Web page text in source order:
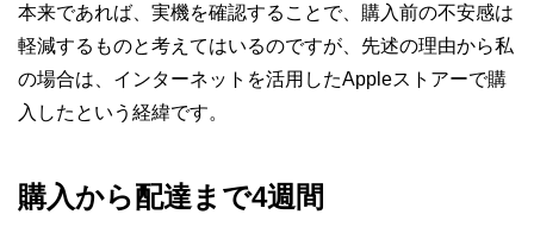
本来であれば、実機を確認することで、購入前の不安感は
軽減するものと考えてはいるのですが、先述の理由から私
の場合は、インターネットを活用したAppleストアーで購
入したという経緯です。
購入から配達まで4週間